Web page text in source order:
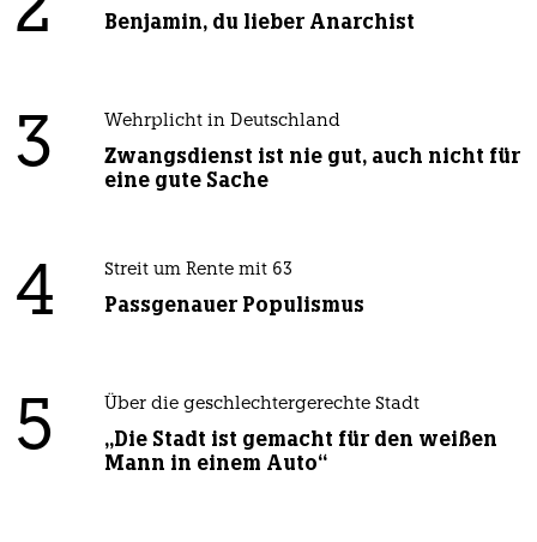
Benjamin, du lieber Anarchist
3 Wehrplicht in Deutschland
Zwangsdienst ist nie gut, auch nicht für
eine gute Sache
4 Streit um Rente mit 63
Passgenauer Populismus
5 Über die geschlechtergerechte Stadt
„Die Stadt ist gemacht für den weißen
Mann in einem Auto“